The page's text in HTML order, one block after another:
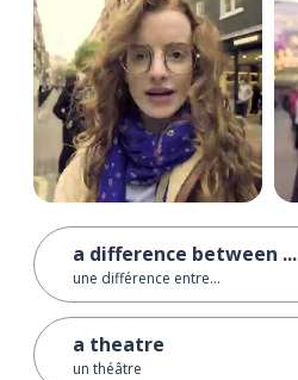
a difference between ...
une différence entre...
a theatre
un théâtre